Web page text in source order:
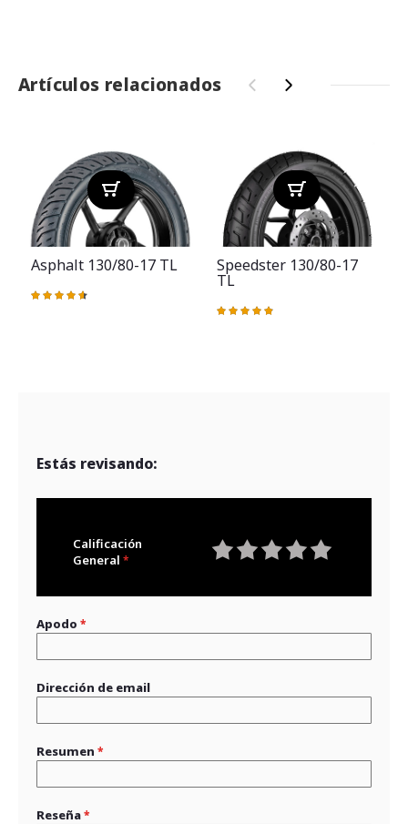
Artículos relacionados ‹ ›
Asphalt 130/80-17 TL
Valoración:
Speedster 130/80-17
TL
Valoración:
Estás revisando:
Calificación
General
Apodo
Dirección de email
Resumen
Reseña